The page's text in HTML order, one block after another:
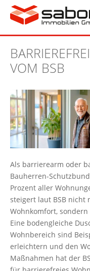
VOM BSB
Als barrierearm oder
Bauherren-
Prozent aller
steigert laut BSB nicht
Wohnkomfort,
Eine bodengleiche
Wohnbereich sind
erleichtern und den
Maßnahmen hat der